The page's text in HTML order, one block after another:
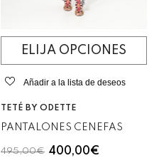
ELIJA OPCIONES
Añadir a la lista de deseos
VENDEDOR:
TETÉ BY ODETTE
PANTALONES CENEFAS
495,00€ 400,00€